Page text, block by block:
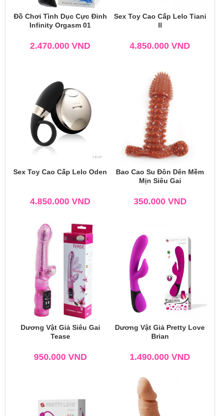
Đồ Chơi Tình Dục Cực Đỉnh
Infinity Orgasm 01
2.470.000 VND
Sex Toy Cao Cấp Lelo Tiani
II
4.850.000 VND
Sex Toy Cao Cấp Lelo Oden
4.850.000 VND
Bao Cao Su Đôn Dên Mềm
Mịn Siêu Gai
350.000 VND
Dương Vật Giả Siêu Gai
Tease
950.000 VND
Dương Vật Giả Pretty Love
Brian
1.490.000 VND